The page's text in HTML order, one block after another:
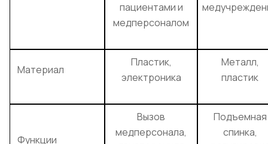
пациентами и
медперсоналом
Материал
Пластик,
электроника
Металл,
пластик
Функции
Вызов
медперсонала,
Подъемная
спинка,